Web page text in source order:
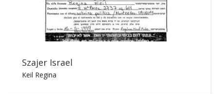
Szajer Israel
Keil Regina